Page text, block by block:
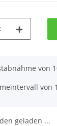
von
von
geladen ...